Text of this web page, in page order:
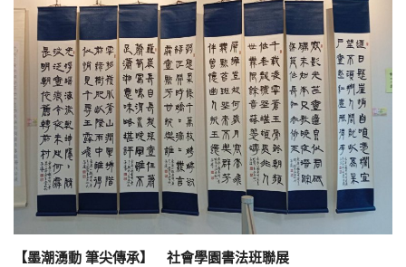
【墨潮湧動 筆尖傳承】 社會學園書法班聯展